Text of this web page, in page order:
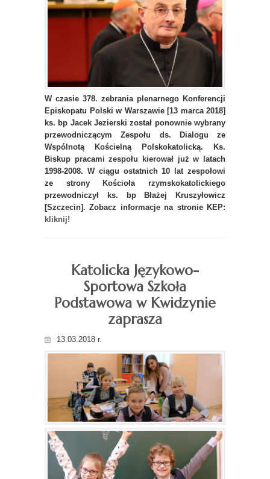
W czasie 378. zebrania plenarnego Konferencji
Episkopatu Polski w Warszawie [13 marca 2018]
ks. bp Jacek Jezierski został ponownie wybrany
przewodniczącym Zespołu ds. Dialogu ze
Wspólnotą Kościelną Polskokatolicką. Ks.
Biskup pracami zespołu kierował już w latach
1998-2008. W ciągu ostatnich 10 lat zespołowi
ze strony Kościoła rzymskokatolickiego
przewodniczył ks. bp Błażej Kruszyłowicz
[Szczecin]. Zobacz informacje na stronie KEP:
kliknij!
Katolicka Językowo-
Sportowa Szkoła
Podstawowa w Kwidzynie
zaprasza
13.03.2018 r.